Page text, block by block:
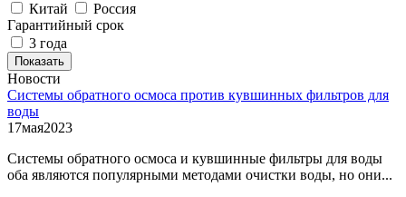
Китай
Россия
Гарантийный срок
3 года
Показать
Новости
Системы обратного осмоса против кувшинных фильтров для
воды
17мая2023
Системы обратного осмоса и кувшинные фильтры для воды
оба являются популярными методами очистки воды, но они...